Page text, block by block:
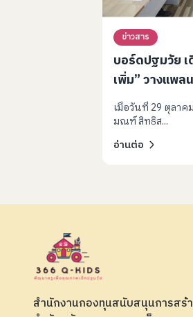
ข่าวสาร
บอร์ดปฐมวัย เ
เพิ่ม” วางแพล
ระดับ เตรียมจั
เสวนา BRAIN-
เด็ก
เมื่อวันที่ 29 ตุลาค
มณฑ์ สิทธิส...
อ่านต่อ
สำนักงานกองทุนสนับสนุนการสร้